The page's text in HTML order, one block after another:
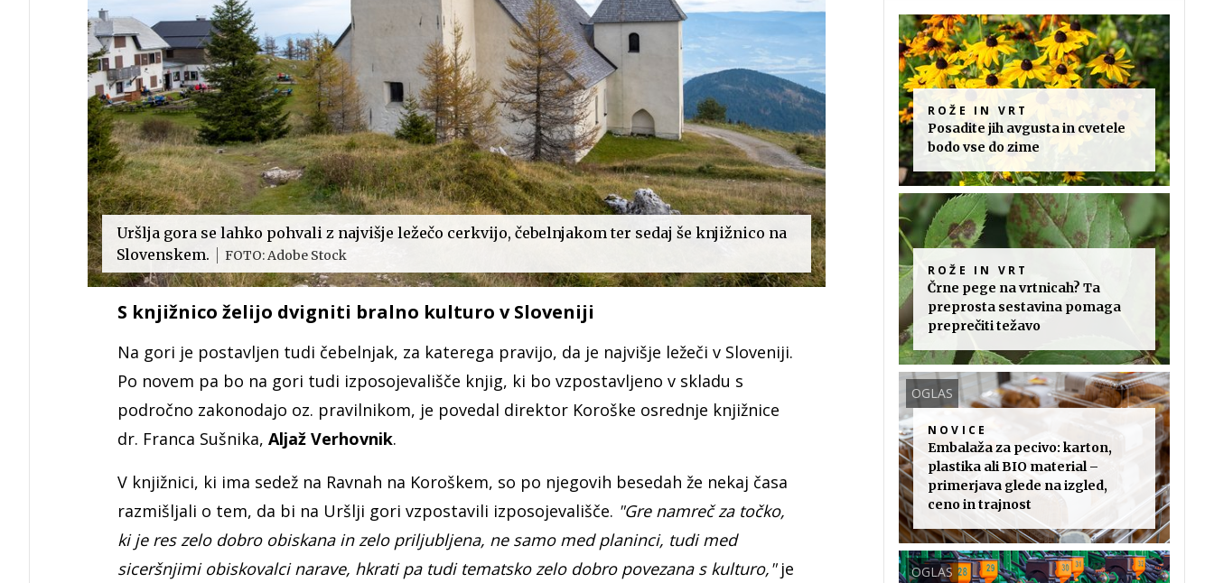
Uršlja gora se lahko pohvali z najvišje ležečo cerkvijo, čebelnjakom ter sedaj še knjižnico na
Slovenskem.
FOTO: Adobe Stock
S knjižnico želijo dvigniti bralno kulturo v Sloveniji
Na gori je postavljen tudi čebelnjak, za katerega pravijo, da je najvišje ležeči v Sloveniji.
Po novem pa bo na gori tudi izposojevališče knjig, ki bo vzpostavljeno v skladu s
področno zakonodajo oz. pravilnikom, je povedal direktor Koroške osrednje knjižnice
dr. Franca Sušnika, Aljaž Verhovnik.
V knjižnici, ki ima sedež na Ravnah na Koroškem, so po njegovih besedah že nekaj časa
razmišljali o tem, da bi na Uršlji gori vzpostavili izposojevališče. "Gre namreč za točko,
ki je res zelo dobro obiskana in zelo priljubljena, ne samo med planinci, tudi med
siceršnjimi obiskovalci narave, hkrati pa tudi tematsko zelo dobro povezana s kulturo,"je
ROŽE IN VRT
Posadite jih avgusta in cvetele
bodo vse do zime
ROŽE IN VRT
Črne pege na vrtnicah? Ta
preprosta sestavina pomaga
preprečiti težavo
OGLAS
NOVICE
Embalaža za pecivo: karton,
plastika ali BIO material –
primerjava glede na izgled,
ceno in trajnost
OGLAS